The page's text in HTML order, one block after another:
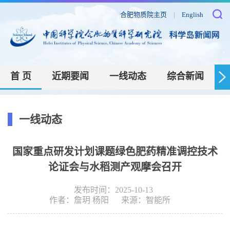
合肥物质院主页 | English
首 页 近期要闻 一线动态 综合新闻
一线动态
国家重点研发计划课题绿色肥药精准调控技术
论证会与水稻测产观摩会召开
发布时间：2025-10-13
作者： 詹玥 杨阳 来源： 智能所